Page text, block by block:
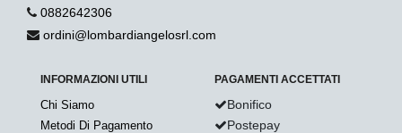
0882642306
ordini@lombardiangelosrl.com
INFORMAZIONI UTILI
Chi Siamo
Metodi Di Pagamento
PAGAMENTI ACCETTATI
Bonifico
Postepay